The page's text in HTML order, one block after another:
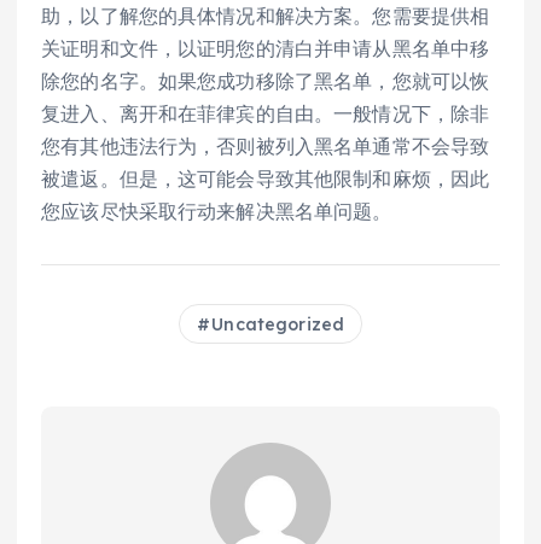
助，以了解您的具体情况和解决方案。您需要提供相
关证明和文件，以证明您的清白并申请从黑名单中移
除您的名字。如果您成功移除了黑名单，您就可以恢
复进入、离开和在菲律宾的自由。一般情况下，除非
您有其他违法行为，否则被列入黑名单通常不会导致
被遣返。但是，这可能会导致其他限制和麻烦，因此
您应该尽快采取行动来解决黑名单问题。
Uncategorized